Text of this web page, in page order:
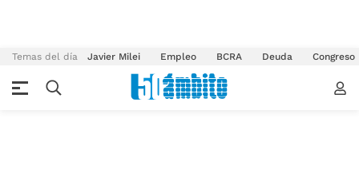
Temas del día Javier Milei Empleo BCRA Deuda Congreso